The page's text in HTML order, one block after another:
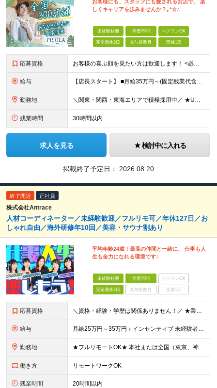
お客様にも、スタッフにも愛されるお店で、 楽
しくキャリアを歩みませんか？｡*☆♪
未経験歓迎 学歴不問 ベテランOK
完全週休2日 賞与複数月 面接1回
応募資格 お客様の喜ぶ顔を見たい方は歓迎します！ <必須条件> ☆学歴不問 ☆飲食業での店長やマネージメント経験をお持ちの方（業種・年数不問） <歓迎条件> ☆何らかの業種での店長・マネージャーの経験 ☆て
給与 【店長スタート】 ■月給35万円～(固定残業代含む) ※給与額は経験と能力を考慮の上、決定いたします。 ※固定残業代は、時間外労働の有無に関わらず19時間分を、月42,200円支給 ※上記を超える時
勤務地 ＼関東・関西・東海エリアで積極採用中／ ★U・Iターン歓迎！ ★住居手当有り（規定あり） ★WEB面接1回のみ！ ★現在のお住まいから引っ越しが必要な場合には、 住居取得にかかる初期費用・引っ越し
残業時間 30時間以内
求人を見る 検討中に入れる
掲載終了予定日： 2026.08.20
終了間近 正社員
株式会社Antrace
人材コーディネーター／未経験歓迎／フルリモ可／年休127日／お
しゃれ自由／海外研修年10回／美容・サウナ割あり
平均年齢24歳！最高の仲間と一緒に、 仕事も人
生も全力になれる環境です♪
未経験歓迎 学歴不問 ベテランOK
完全週休2日 賞与複数月 面接1回
応募資格 ＼資格・経験・学歴は関係ありません！／ ★業界・職種未経験歓迎！ ★第二新卒、既卒歓迎！ ★社会人未経験歓迎！ ―――――――――― こんな方におススメ！ ―――――――――― ◎ボードゲーム好き
給与 月給25万円～35万円＋インセンティブ 未経験者：月給25万円～＋インセンティブ 経験者：月給35万円～＋インセンティブ （※経験者は営業経験5年以上の方を想定） ※経験・スキルなどを考慮のうえ、
勤務地 ★フルリモートOK★ 本社または全国（東京、神奈川、千葉、埼玉、大阪）にあるオフィスの利用も可能です！ ＜本社住所＞ 東京都豊島区南池袋1-16-15リージャス5階 ＜大阪支社＞ 大阪府大阪市北区
働き方 リモートワークOK
残業時間 20時間以内